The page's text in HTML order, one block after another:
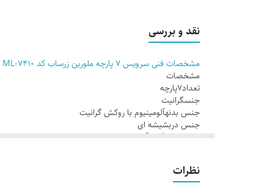
جنس دربشیشه ای
جنس دستگیرهآلومینیوم
رنگتمشکی, مشکی
سازندهزرساب
سرویس 7 پارچه ملورین زرسابتابه سایز 24 ملورین زرساب کد ML-224
قطر محصول20 سانتی متر
نقد و بررسی
مشخصات فنی سرویس 7 پارچه ملورین زرساب کد ML-7410
مشخصات
تعداد7پارچه
جنسگرانیت
جنس بدنهآلومینیوم با روکش گرانیت
جنس دربشیشه ای
جنس دستگیرهآلومینیوم
سرویس 7 پارچه ملورین زرسابتابه سایز 24 ملورین زرساب کد ML-224
قطر محصول20 سانتی متر
نظرات